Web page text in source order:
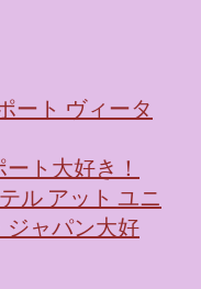
ート ヴィータ
ト大好き！
ル アット ユニ
ャパン大好